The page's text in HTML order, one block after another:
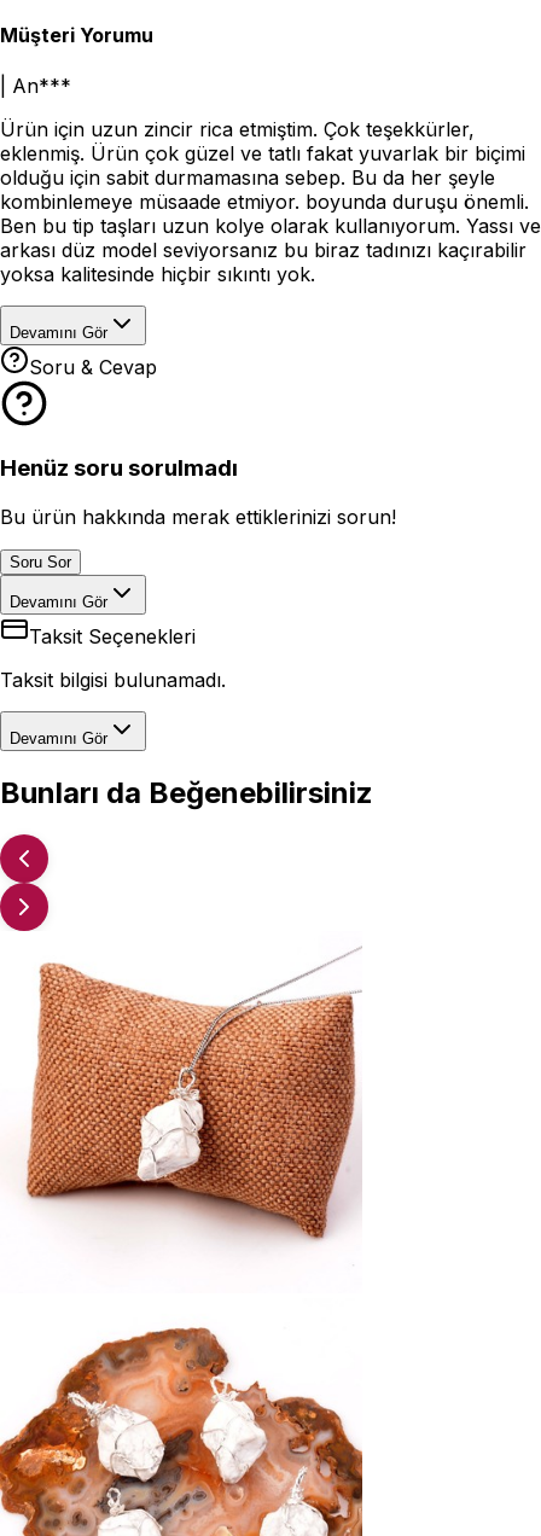
Müşteri Yorumu
An***
Ürün için uzun zincir rica etmiştim. Çok teşekkürler,
eklenmiş. Ürün çok güzel ve tatlı fakat yuvarlak bir biçimi
olduğu için sabit durmamasına sebep. Bu da her şeyle
kombinlemeye müsaade etmiyor. boyunda duruşu önemli.
Ben bu tip taşları uzun kolye olarak kullanıyorum. Yassı ve
arkası düz model seviyorsanız bu biraz tadınızı kaçırabilir
yoksa kalitesinde hiçbir sıkıntı yok.
Devamını Gör
Soru & Cevap
Henüz soru sorulmadı
Bu ürün hakkında merak ettiklerinizi sorun!
Soru Sor
Devamını Gör
Taksit Seçenekleri
Taksit bilgisi bulunamadı.
Devamını Gör
Bunları da Beğenebilirsiniz